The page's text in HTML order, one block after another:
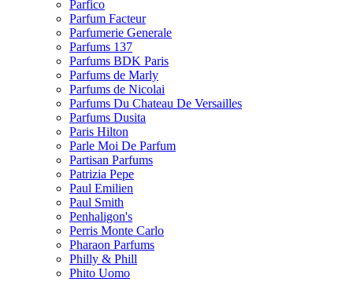
Parfico
Parfum Facteur
Parfumerie Generale
Parfums 137
Parfums BDK Paris
Parfums de Marly
Parfums de Nicolai
Parfums Du Chateau De Versailles
Parfums Dusita
Paris Hilton
Parle Moi De Parfum
Partisan Parfums
Patrizia Pepe
Paul Emilien
Paul Smith
Penhaligon's
Perris Monte Carlo
Pharaon Parfums
Philly & Phill
Phito Uomo